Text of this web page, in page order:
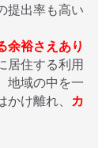
提出率も高い
余裕さえあり
居住する利用
地域の中を一
け離れ、 カ